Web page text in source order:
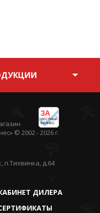
ЗА
ЧЕСТНЫЙ
БИЗНЕС
© 2002 - 2026 г.
п.Тихвинка, д.64
ДИЛЕРА